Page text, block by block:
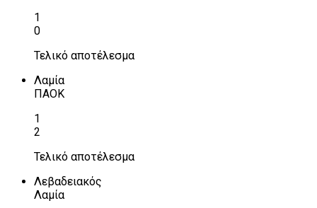
1
0
Τελικό αποτέλεσμα
Λαμία
ΠΑΟΚ
1
2
Τελικό αποτέλεσμα
Λεβαδειακός
Λαμία